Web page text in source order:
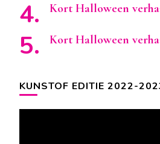
Kort Halloween
Kort Halloween
KUNSTOF EDITIE 2022-